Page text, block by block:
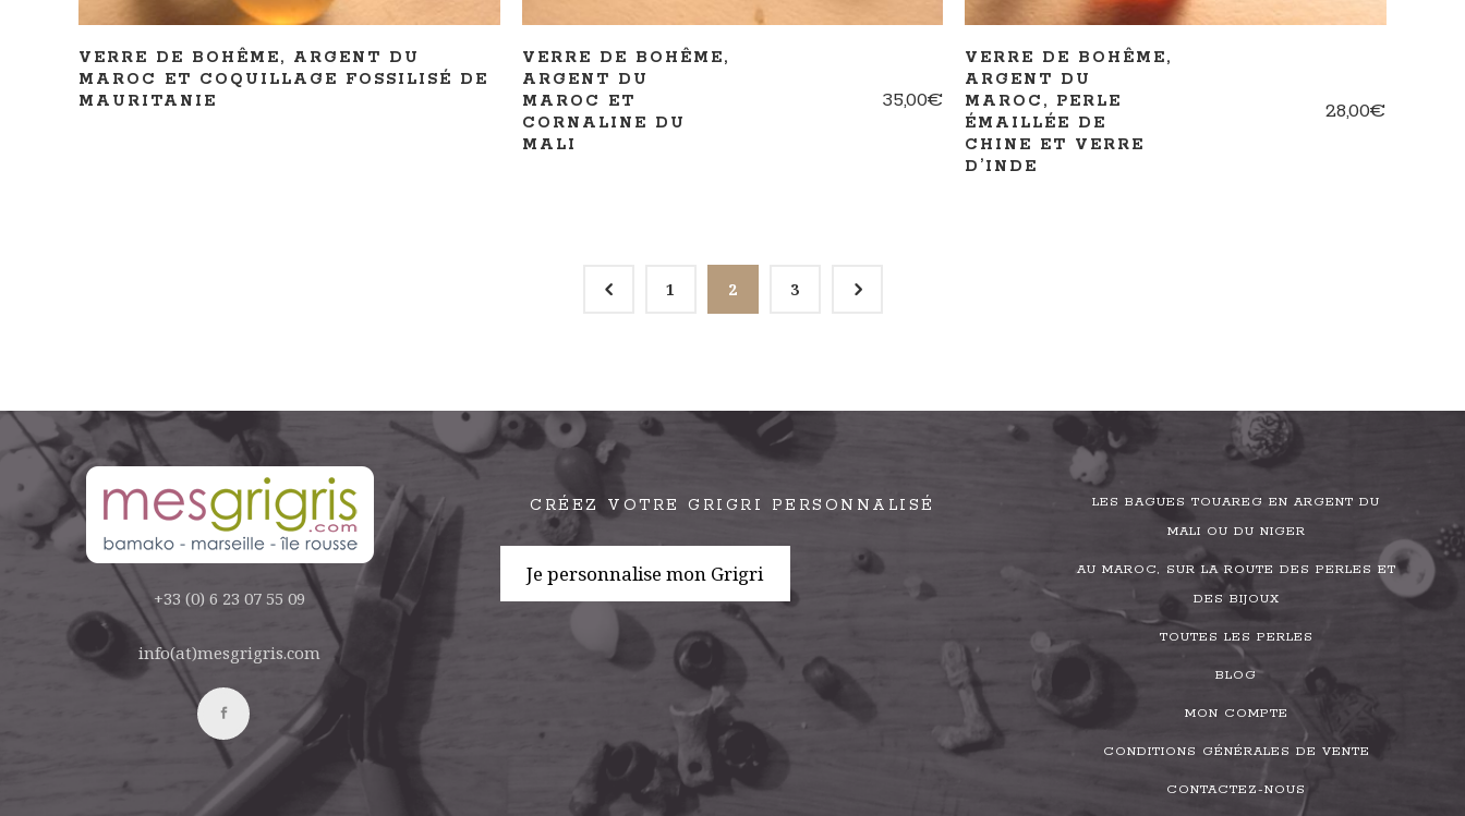
VERRE DE BOHÊME, ARGENT DU
MAROC ET COQUILLAGE FOSSILISÉ DE
MAURITANIE
VERRE DE BOHÊME,
ARGENT DU
MAROC ET
CORNALINE DU
MALI
35,00€
VERRE DE BOHÊME,
ARGENT DU
MAROC, PERLE
ÉMAILLÉE DE
CHINE ET VERRE
D’INDE
28,00€
4 1 2 3 5
+33 (0) 6 23 07 55 09
info(at)mesgrigris.com
CRÉEZ VOTRE GRIGRI PERSONNALISÉ
Je personnalise mon Grigri
LES BAGUES TOUAREG EN ARGENT DU
MALI OU DU NIGER
AU MAROC, SUR LA ROUTE DES PERLES ET
DES BIJOUX
TOUTES LES PERLES
BLOG
MON COMPTE
CONDITIONS GÉNÉRALES DE VENTE
CONTACTEZ-NOUS